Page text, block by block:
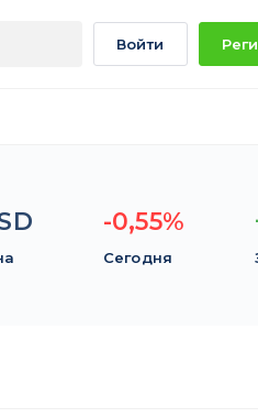
Войти
-0,55%
Сегодня